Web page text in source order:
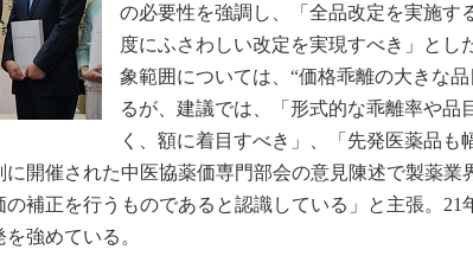
の必要性を強調し、「全品改定を実施す
度にふさわしい改定を実現すべき」とし
象範囲については、“価格乖離の大きな
るが、建議では、「形式的な乖離率や品
く、額に着目すべき」、「先発医薬品も
開催された中医協薬価専門部会の意見陳述で製薬業
補正を行うものであると認識している」と主張。21
強めている。